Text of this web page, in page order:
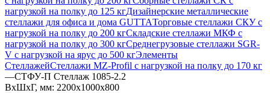
нагрузкой на полку до 125 кгДизайнерские металлические
стеллажи для офиса и дома GUTTAТорговые стеллажи СКУ с
нагрузкой на полку до 200 кгСкладские стеллажи МКФ с
нагрузкой на полку до 300 кгСреднегрузовые стеллажи SGR-
V с нагрузкой на ярус до 500 кгЭлементы
СтеллажейСтеллажи MZ-Profil с нагрузкой на полку до 170 кг
—СТФУ-П Стеллаж 1085-2.2
ВхШхГ, мм: 2200x1000x800